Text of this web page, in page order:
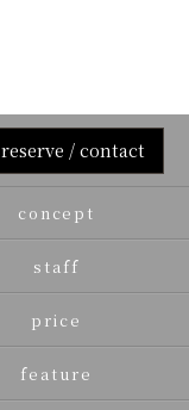
reserve / contact
concept
staff
price
feature